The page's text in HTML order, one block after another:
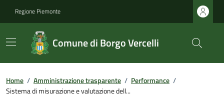
Regione Piemonte
Comune di Borgo Vercelli
Home / Amministrazione trasparente / Performance /
Sistema di misurazione e valutazione dell...